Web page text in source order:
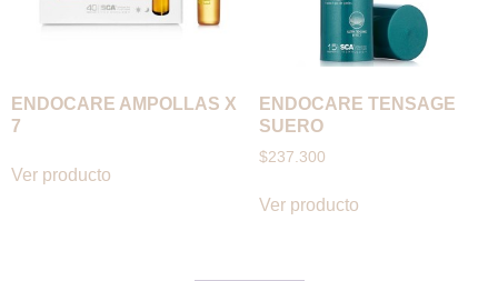
ENDOCARE AMPOLLAS X
7
Ver producto
ENDOCARE TENSAGE
SUERO
$237.300
Ver producto